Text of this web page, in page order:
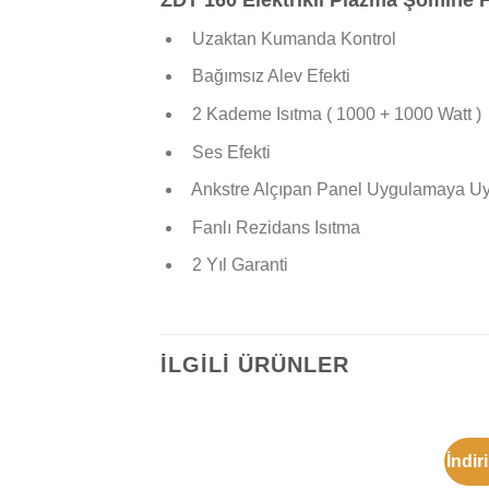
Uzaktan Kumanda Kontrol
Bağımsız Alev Efekti
2 Kademe Isıtma ( 1000 + 1000 Watt )
Ses Efekti
Ankstre Alçıpan Panel Uygulamaya
Fanlı Rezidans Isıtma
2 Yıl Garanti
İLGILI ÜRÜNLER